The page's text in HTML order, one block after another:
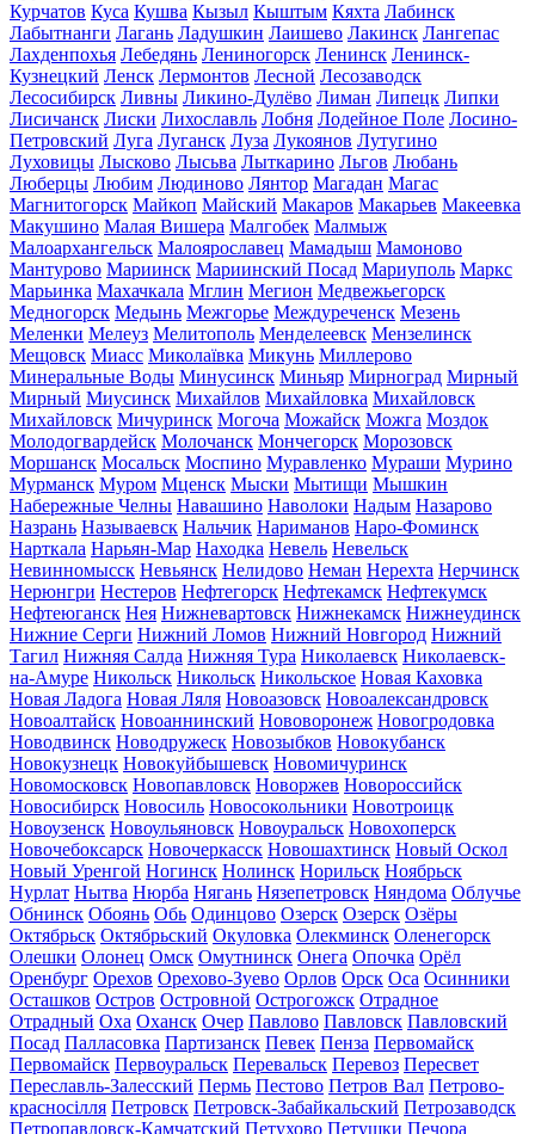
Курчатов Куса Кушва Кызыл Кыштым Кяхта Лабинск
Лабытнанги Лагань Ладушкин Лаишево Лакинск Лангепас
Лахденпохья Лебедянь Лениногорск Ленинск Ленинск-
Кузнецкий Ленск Лермонтов Лесной Лесозаводск
Лесосибирск Ливны Ликино-Дулёво Лиман Липецк Липки
Лисичанск Лиски Лихославль Лобня Лодейное Поле Лосино-
Петровский Луга Луганск Луза Лукоянов Лутугино
Луховицы Лысково Лысьва Лыткарино Льгов Любань
Люберцы Любим Людиново Лянтор Магадан Магас
Магнитогорск Майкоп Майский Макаров Макарьев Макеевка
Макушино Малая Вишера Малгобек Малмыж
Малоархангельск Малоярославец Мамадыш Мамоново
Мантурово Мариинск Мариинский Посад Мариуполь Маркс
Марьинка Махачкала Мглин Мегион Медвежьегорск
Медногорск Медынь Межгорье Междуреченск Мезень
Меленки Мелеуз Мелитополь Менделеевск Мензелинск
Мещовск Миасс Миколаївка Микунь Миллерово
Минеральные Воды Минусинск Миньяр Мирноград Мирный
Мирный Миусинск Михайлов Михайловка Михайловск
Михайловск Мичуринск Могоча Можайск Можга Моздок
Молодогвардейск Молочанск Мончегорск Морозовск
Моршанск Мосальск Моспино Муравленко Мураши Мурино
Мурманск Муром Мценск Мыски Мытищи Мышкин
Набережные Челны Навашино Наволоки Надым Назарово
Назрань Называевск Нальчик Нариманов Наро-Фоминск
Нарткала Нарьян-Мар Находка Невель Невельск
Невинномысск Невьянск Нелидово Неман Нерехта Нерчинск
Нерюнгри Нестеров Нефтегорск Нефтекамск Нефтекумск
Нефтеюганск Нея Нижневартовск Нижнекамск Нижнеудинск
Нижние Серги Нижний Ломов Нижний Новгород Нижний
Тагил Нижняя Салда Нижняя Тура Николаевск Николаевск-
на-Амуре Никольск Никольск Никольское Новая Каховка
Новая Ладога Новая Ляля Новоазовск Новоалександровск
Новоалтайск Новоаннинский Нововоронеж Новогродовка
Новодвинск Новодружеск Новозыбков Новокубанск
Новокузнецк Новокуйбышевск Новомичуринск
Новомосковск Новопавловск Новоржев Новороссийск
Новосибирск Новосиль Новосокольники Новотроицк
Новоузенск Новоульяновск Новоуральск Новохоперск
Новочебоксарск Новочеркасск Новошахтинск Новый Оскол
Новый Уренгой Ногинск Нолинск Норильск Ноябрьск
Нурлат Нытва Нюрба Нягань Нязепетровск Няндома Облучье
Обнинск Обоянь Обь Одинцово Озерск Озерск Озёры
Октябрьск Октябрьский Окуловка Олекминск Оленегорск
Олешки Олонец Омск Омутнинск Онега Опочка Орёл
Оренбург Орехов Орехово-Зуево Орлов Орск Оса Осинники
Осташков Остров Островной Острогожск Отрадное
Отрадный Оха Оханск Очер Павлово Павловск Павловский
Посад Палласовка Партизанск Певек Пенза Первомайск
Первомайск Первоуральск Перевальск Перевоз Пересвет
Переславль-Залесский Пермь Пестово Петров Вал Петрово-
красносілля Петровск Петровск-Забайкальский Петрозаводск
Петропавловск-Камчатский Петухово Петушки Печора